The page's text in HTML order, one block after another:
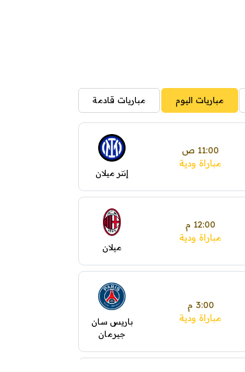
مباريات اليوم مباريات قادمة
11:00 ص
مباراة ودية
إنتر ميلان
12:00 م
مباراة ودية
ميلان
3:00 م
مباراة ودية
باريس سان
جيرمان